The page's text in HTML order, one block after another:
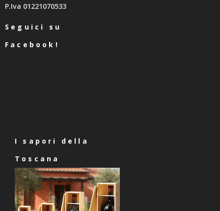
P.Iva 01221070533
Seguici su
Facebook!
I sapori della
Toscana